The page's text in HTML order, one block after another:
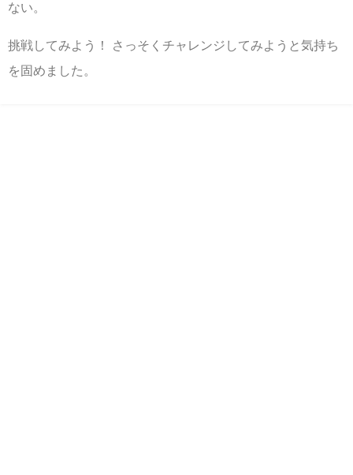
ない。
挑戦してみよう！ さっそくチャレンジしてみようと気持ち
を固めました。